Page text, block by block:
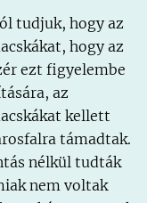
tudjuk, hogy az
hogy az
ezt figyelembe
az
kellett
támadtak.
nélkül tudták
nem voltak